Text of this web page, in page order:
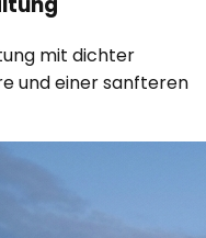
mit dichter
und einer sanfteren